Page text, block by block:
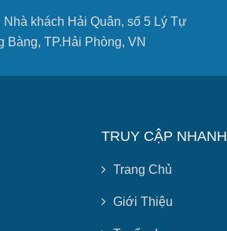
Nhà khách Hải Quân, số 5 Lý Tự
Bàng, TP.Hải Phòng, VN
TRUY CẬP NHANH
Trang Chủ
Giới Thiệu